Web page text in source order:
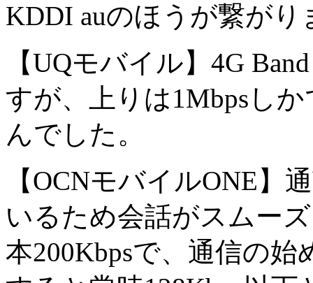
KDDI auのほうが繋がり
【UQモバイル】4G
すが、上りは1Mbpsし
んでした。
【OCNモバイルONE】
いるため会話がスムー
本200Kbpsで、通信の